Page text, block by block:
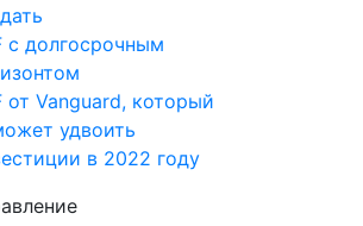
с долгосрочным
от Vanguard, который
удвоить
в 2022 году